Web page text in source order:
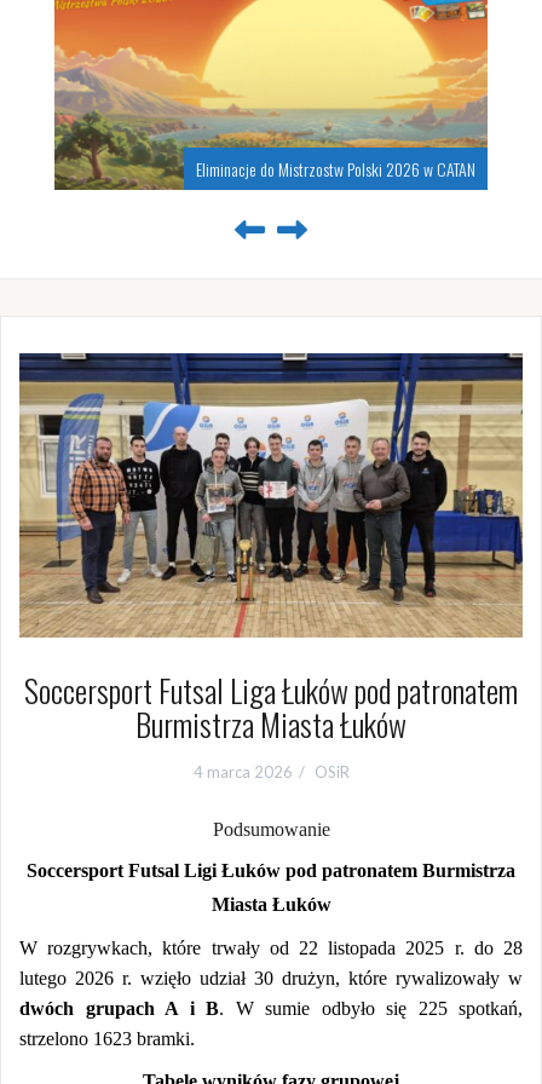
Eliminacje do Mistrzostw Polski 2026 w CATAN
Soccersport Futsal Liga Łuków pod patronatem
Burmistrza Miasta Łuków
4 marca 2026 OSiR
Podsumowanie
Soccersport Futsal Ligi Łuków pod patronatem Burmistrza
Miasta Łuków
W rozgrywkach, które trwały od 22 listopada 2025 r. do 28
lutego 2026 r. wzięło udział 30 drużyn, które rywalizowały w
dwóch grupach A i B. W sumie odbyło się 225spotkań,
strzelono 1623 bramki.